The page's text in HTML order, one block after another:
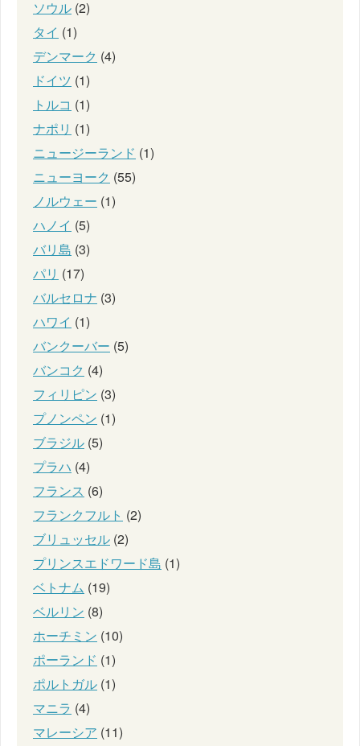
ソウル (2)
タイ (1)
デンマーク (4)
ドイツ (1)
トルコ (1)
ナポリ (1)
ニュージーランド (1)
ニューヨーク (55)
ノルウェー (1)
ハノイ (5)
バリ島 (3)
パリ (17)
バルセロナ (3)
ハワイ (1)
バンクーバー (5)
バンコク (4)
フィリピン (3)
プノンペン (1)
ブラジル (5)
プラハ (4)
フランス (6)
フランクフルト (2)
ブリュッセル (2)
プリンスエドワード島 (1)
ベトナム (19)
ベルリン (8)
ホーチミン (10)
ポーランド (1)
ポルトガル (1)
マニラ (4)
マレーシア (11)